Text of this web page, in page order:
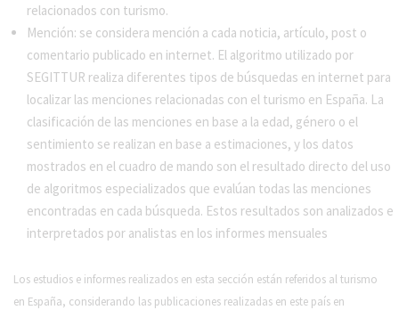
relacionados con turismo.
Mención: se considera mención a cada noticia, artículo, post o
comentario publicado en internet. El algoritmo utilizado por
SEGITTUR realiza diferentes tipos de búsquedas en internet para
localizar las menciones relacionadas con el turismo en España. La
clasificación de las menciones en base a la edad, género o el
sentimiento se realizan en base a estimaciones, y los datos
mostrados en el cuadro de mando son el resultado directo del uso
de algoritmos especializados que evalúan todas las menciones
encontradas en cada búsqueda. Estos resultados son analizados e
interpretados por analistas en los informes mensuales
Los estudios e informes realizados en esta sección están referidos al turismo
en España, considerando las publicaciones realizadas en este país en